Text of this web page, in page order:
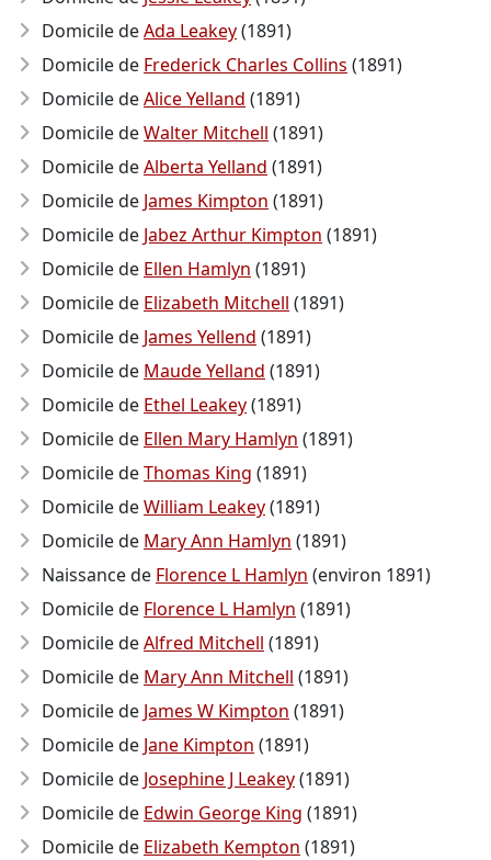
Domicile deAda Leakey(1891)
Domicile de Frederick Charles Collins (1891)
Domicile deAlice Yelland (1891)
Domicile deWalter Mitchell (1891)
Domicile deAlberta Yelland (1891)
Domicile de James Kimpton (1891)
Domicile de Jabez Arthur Kimpton (1891)
Domicile de Ellen Hamlyn (1891)
Domicile de Elizabeth Mitchell (1891)
Domicile de James Yellend (1891)
Domicile de Maude Yelland (1891)
Domicile de Ethel Leakey(1891)
Domicile de Ellen Mary Hamlyn (1891)
Domicile deThomas King (1891)
Domicile deWilliam Leakey(1891)
Domicile de Mary Ann Hamlyn (1891)
Naissance de Florence L Hamlyn (environ 1891)
Domicile de Florence L Hamlyn (1891)
Domicile deAlfred Mitchell (1891)
Domicile de Mary Ann Mitchell (1891)
Domicile de James W Kimpton (1891)
Domicile de Jane Kimpton (1891)
Domicile de Josephine J Leakey(1891)
Domicile de Edwin George King (1891)
Domicile de Elizabeth Kempton (1891)